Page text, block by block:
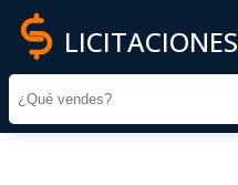
LICITACIONES